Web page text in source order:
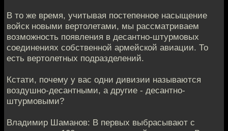
В то же время, учитывая постепенное насыщение
войск новыми вертолетами, мы рассматриваем
возможность появления в десантно-штурмовых
соединениях собственной армейской авиации. То
есть вертолетных подразделений.
Кстати, почему у вас одни дивизии называются
воздушно-десантными, а другие - десантно-
штурмовыми?
Владимир Шаманов: В первых выбрасывают с